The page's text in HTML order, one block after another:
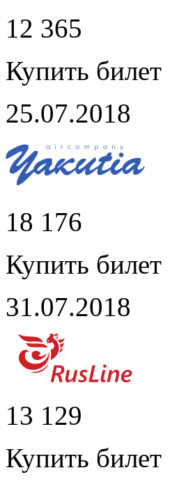
12 365
Купить билет
25.07.2018
18 176
Купить билет
31.07.2018
13 129
Купить билет